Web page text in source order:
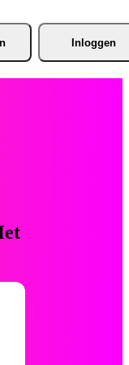
Inloggen